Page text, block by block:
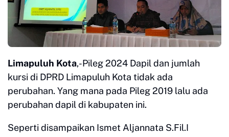
Limapuluh Kota,-Pileg 2024 Dapil dan jumlah
kursi di DPRD Limapuluh Kota tidak ada
perubahan. Yang mana pada Pileg 2019 lalu ada
perubahan dapil di kabupaten ini.
Seperti disampaikan Ismet Aljannata S.Fil.I